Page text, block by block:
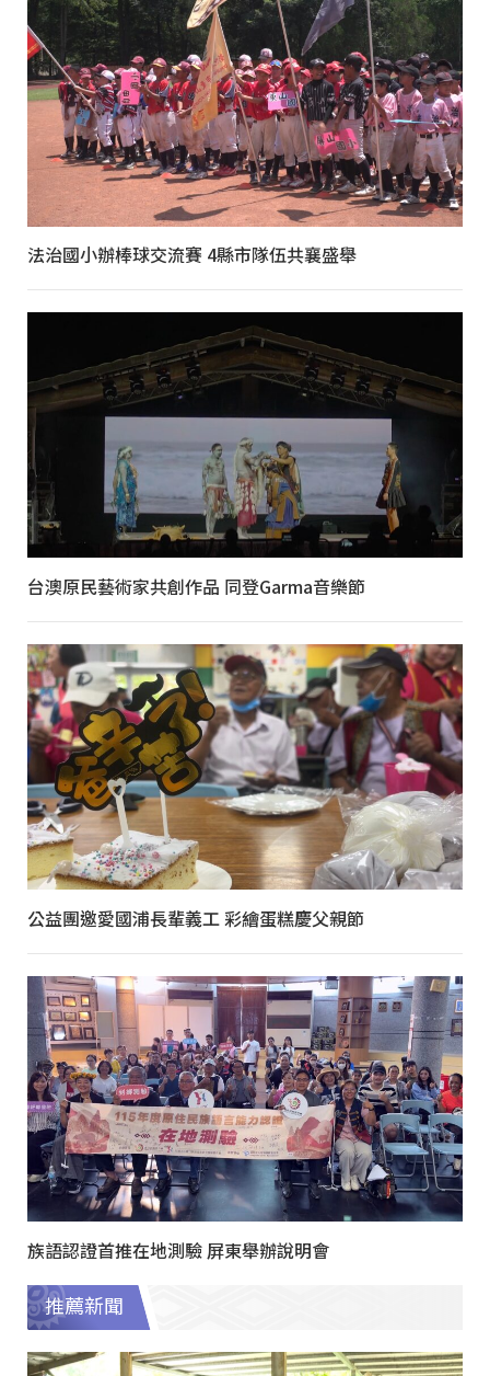
法治國小辦棒球交流賽 4縣市隊伍共襄盛舉
台澳原民藝術家共創作品 同登Garma音樂節
公益團邀愛國浦長輩義工 彩繪蛋糕慶父親節
族語認證首推在地測驗 屏東舉辦說明會
推薦新聞